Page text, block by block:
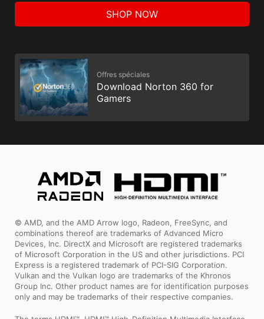
SHOP NOW
Offres spéciales
Download Norton 360 for
Gamers
© AMD, and the AMD Arrow logo, Radeon, FreeSync, and
combinations thereof are trademarks of Advanced Micro
Devices, Inc. DirectX and Microsoft are registered trademarks
of Microsoft Corporation in the US and other jurisdictions. PCI
Express is a registered trademark of PCI-SIG Corporation.
Vulkan and the Vulkan logo are trademarks of the Khronos
Group Inc. Other product names are for identification purposes
only and may be trademarks of their respective companies.